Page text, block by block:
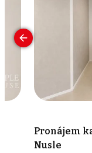
Pronájem
Nusle